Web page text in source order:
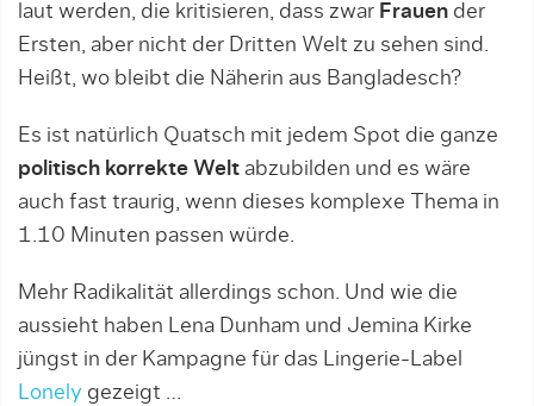
laut werden, die kritisieren, dass zwar Frauen der
Ersten, aber nicht der Dritten Welt zu sehen sind.
Heißt, wo bleibt die Näherin aus Bangladesch?
Es ist natürlich Quatsch mit jedem Spot die ganze
politisch korrekte Welt abzubilden und es wäre
auch fast traurig, wenn dieses komplexe Thema in
1.10 Minuten passen würde.
Mehr Radikalität allerdings schon. Und wie die
aussieht haben Lena Dunham und Jemina Kirke
jüngst in der Kampagne für das Lingerie-Label
Lonely gezeigt …